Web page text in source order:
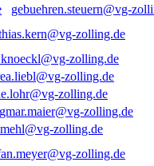
gebuehren.steuern@vg-
zolling.de
zolling.de
zolling.de
zolling.de
zolling.de
zolling.de
zolling.de